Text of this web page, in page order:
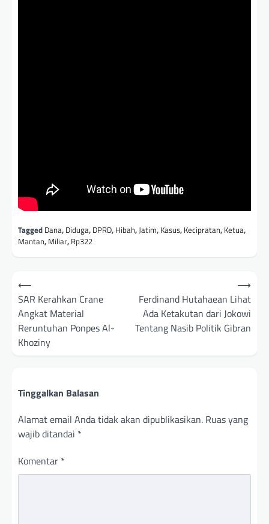
Tagged Dana, Diduga, DPRD, Hibah,Jatim, Kasus, Kecipratan, Ketua,
Mantan, Miliar, Rp322
Navigasi
pos
⟵
SAR Kerahkan Crane
Angkat Material
Reruntuhan Ponpes Al-
Khoziny
Ferdinand Hutahaean Lihat
Ada Ketakutan dari Jokowi
Tentang Nasib Politik Gibran
⟶
Tinggalkan Balasan
Alamat email Anda tidak akan dipublikasikan. Ruas yang
wajib ditandai *
Komentar *